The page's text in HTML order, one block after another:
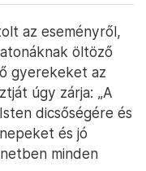
az eseményről,
öltöző
gyerekeket az
úgy zárja: „A
dicsőségére és
és jó
minden